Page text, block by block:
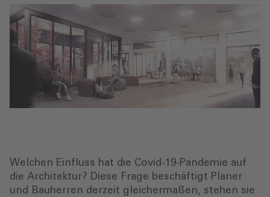
Welchen Einfluss hat die Covid-19-Pandemie auf
die Architektur? Diese Frage beschäftigt Planer
und Bauherren derzeit gleichermaßen, stehen sie